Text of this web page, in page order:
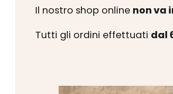
Il nostro shop online non va
Tutti gli ordini effettuati dal